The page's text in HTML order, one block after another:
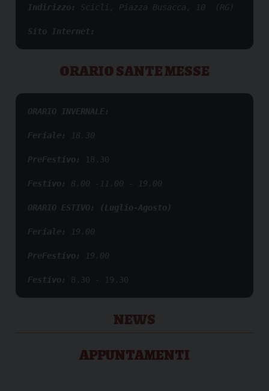
Indirizzo: Scicli, Piazza Busacca, 10  (RG)
Sito Internet:
ORARIO SANTE MESSE
ORARIO INVERNALE:
Feriale: 18.30
PreFestivo: 18.30
Festivo: 8.00 -11.00 - 19.00
ORARIO ESTIVO: (Luglio-Agosto)
Feriale: 19.00
PreFestivo: 19.00
Festivo: 8.30 - 19.30
NEWS
APPUNTAMENTI